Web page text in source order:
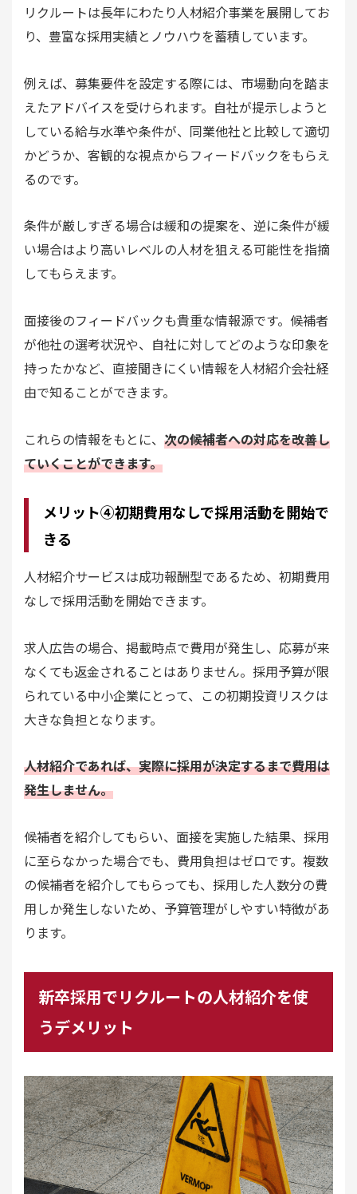
リクルートは長年にわたり人材紹介事業を展開してお
り、豊富な採用実績とノウハウを蓄積しています。
例えば、募集要件を設定する際には、市場動向を踏ま
えたアドバイスを受けられます。自社が提示しようと
している給与水準や条件が、同業他社と比較して適切
かどうか、客観的な視点からフィードバックをもらえ
るのです。
条件が厳しすぎる場合は緩和の提案を、逆に条件が緩
い場合はより高いレベルの人材を狙える可能性を指摘
してもらえます。
面接後のフィードバックも貴重な情報源です。候補者
が他社の選考状況や、自社に対してどのような印象を
持ったかなど、直接聞きにくい情報を人材紹介会社経
由で知ることができます。
これらの情報をもとに、 次の候補者への対応を改善し
ていくことができます。
メリット④初期費用なしで採用活動を開始で
きる
人材紹介サービスは成功報酬型であるため、初期費用
なしで採用活動を開始できます。
求人広告の場合、掲載時点で費用が発生し、応募が来
なくても返金されることはありません。採用予算が限
られている中小企業にとって、この初期投資リスクは
大きな負担となります。
人材紹介であれば、実際に採用が決定するまで費用は
発生しません。
候補者を紹介してもらい、面接を実施した結果、採用
に至らなかった場合でも、費用負担はゼロです。複数
の候補者を紹介してもらっても、採用した人数分の費
用しか発生しないため、予算管理がしやすい特徴があ
ります。
新卒採用でリクルートの人材紹介を使
うデメリット